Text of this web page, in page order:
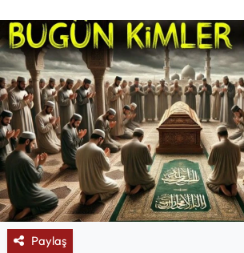
Paylaş
Magazin
Mektup Galeri
Röportaj
Manşet
Köşe Yazıları
Karikatür Galeri